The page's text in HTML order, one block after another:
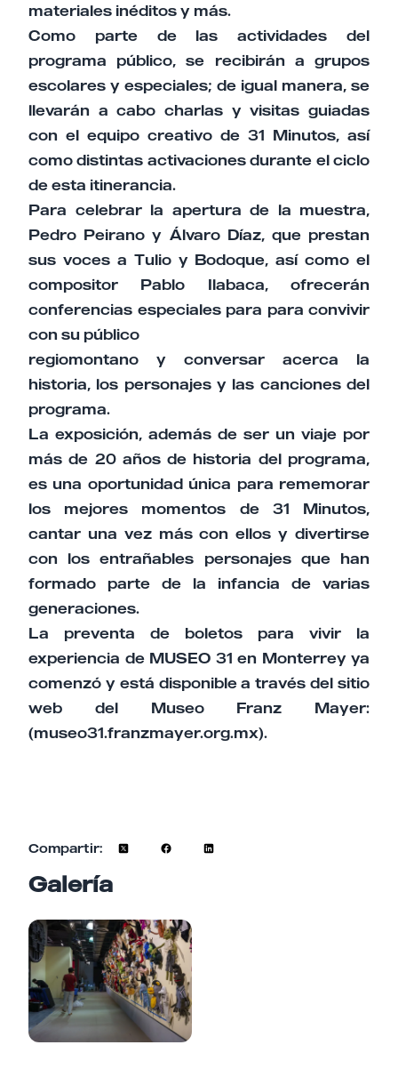
materiales inéditos y más.
Como parte de las actividades del
programa público, se recibirán a grupos
escolares y especiales; de igual manera, se
llevarán a cabo charlas y visitas guiadas
con el equipo creativo de 31 Minutos, así
como distintas activaciones durante el ciclo
de esta itinerancia.
Para celebrar la apertura de la muestra,
Pedro Peirano y Álvaro Díaz, que prestan
sus voces a Tulio y Bodoque, así como el
compositor Pablo Ilabaca, ofrecerán
conferencias especiales para para convivir
con su público
regiomontano y conversar acerca la
historia, los personajes y las canciones del
programa.
La exposición, además de ser un viaje por
más de 20 años de historia del programa,
es una oportunidad única para rememorar
los mejores momentos de 31 Minutos,
cantar una vez más con ellos y divertirse
con los entrañables personajes que han
formado parte de la infancia de varias
generaciones.
La preventa de boletos para vivir la
experiencia de MUSEO 31 en Monterrey ya
comenzó y está disponible a través del sitio
web del Museo Franz Mayer:
(museo31.franzmayer.org.mx).
Compartir:
Galería